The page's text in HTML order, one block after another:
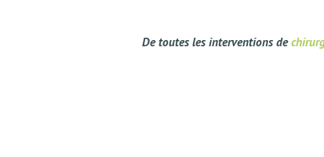
De toutes les interventions de